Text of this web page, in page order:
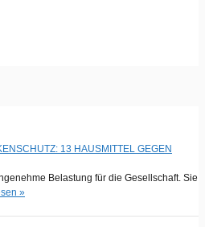
13 HAUSMITTEL GEGEN
Belastung für die Gesellschaft. Sie
»